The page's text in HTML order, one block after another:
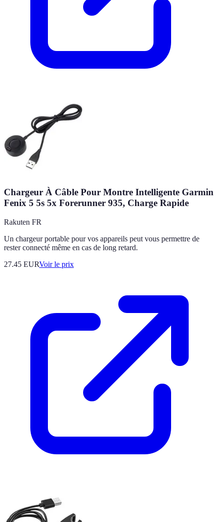
Chargeur À Câble Pour Montre Intelligente Garmin
Fenix 5 5s 5x Forerunner 935, Charge Rapide
Rakuten FR
Un chargeur portable pour vos appareils peut vous permettre de
rester connecté même en cas de long retard.
27.45 EURVoir le prix